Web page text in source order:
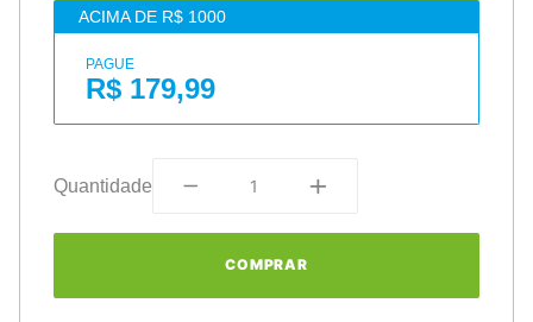
ACIMA DE R$ 1000
PAGUE
R$ 179,99
Quantidade
COMPRAR